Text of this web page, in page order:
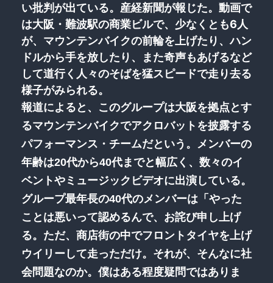
い批判が出ている。産経新聞が報じた。動画で
は大阪・難波駅の商業ビルで、少なくとも6人
が、マウンテンバイクの前輪を上げたり、ハン
ドルから手を放したり、また奇声もあげるなど
して道行く人々のそばを猛スピードで走り去る
様子がみられる。
報道によると、このグループは大阪を拠点とす
るマウンテンバイクでアクロバットを披露する
パフォーマンス・チームだという。メンバーの
年齢は20代から40代までと幅広く、数々のイ
ベントやミュージックビデオに出演している。
グループ最年長の40代のメンバーは「やった
ことは悪いって認めるんで、お詫び申し上げ
る。ただ、商店街の中でフロントタイヤを上げ
ウイリーして走っただけ。それが、そんなに社
会問題なのか。僕はある程度疑問ではありま